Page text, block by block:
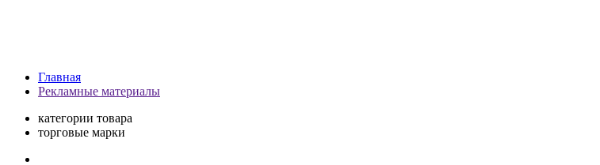
Главная
Рекламные материалы
категории товара
торговые марки